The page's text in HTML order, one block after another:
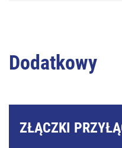
Dodatkowy
ZŁĄCZKI